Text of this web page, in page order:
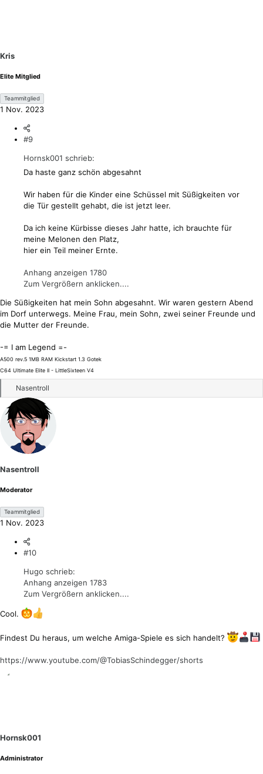
:
Kris
Elite Mitglied
Teammitglied
1 Nov. 2023
#9
Hornsk001 schrieb:
Da haste ganz schön abgesahnt
Wir haben für die Kinder eine Schüssel mit Süßigkeiten vor
die Tür gestellt gehabt, die ist jetzt leer.
Da ich keine Kürbisse dieses Jahr hatte, ich brauchte für
meine Melonen den Platz,
hier ein Teil meiner Ernte.
Anhang anzeigen 1780
Zum Vergrößern anklicken....
Die Süßigkeiten hat mein Sohn abgesahnt. Wir waren gestern Abend
im Dorf unterwegs. Meine Frau, mein Sohn, zwei seiner Freunde und
die Mutter der Freunde.
-= I am Legend =-
A500 rev.5 1MB RAM Kickstart 1.3 Gotek
C64 Ultimate Elite II - LittleSixteen V4
R
e
k
t
o
e
:
Nasentroll
Nasentroll
Moderator
Teammitglied
1 Nov. 2023
#10
Hugo schrieb:
Anhang anzeigen 1783
Zum Vergrößern anklicken....
Cool.
Findest Du heraus, um welche Amiga-Spiele es sich handelt?
https://www.youtube.com/@TobiasSchindegger/shorts
Hornsk001
Administrator